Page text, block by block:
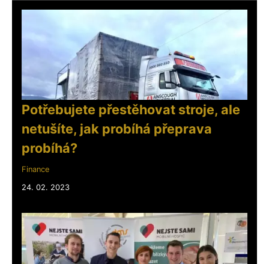
Potřebujete přestěhovat stroje, ale
netušíte, jak probíhá přeprava
probíhá?
Finance
24. 02. 2023